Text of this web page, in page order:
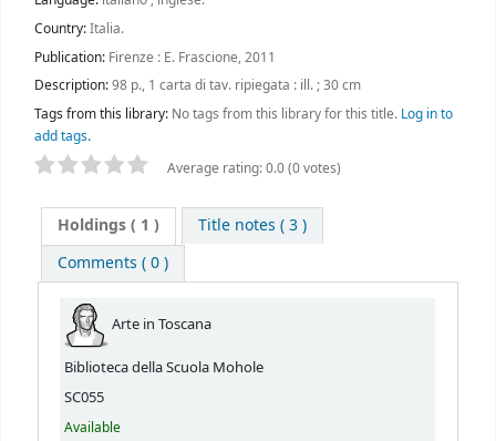
Country:Italia.
Publication: Firenze : E. Frascione, 2011
Description:98 p., 1 carta di tav. ripiegata : ill. ; 30 cm
Tags from this library: No tags from this library for this title. Log in to
add tags.
Average rating: 0.0 (0 votes)
Holdings( 1 )
Title notes ( 3 )
Comments ( 0 )
Arte in Toscana
Biblioteca della Scuola Mohole
SC055
Available